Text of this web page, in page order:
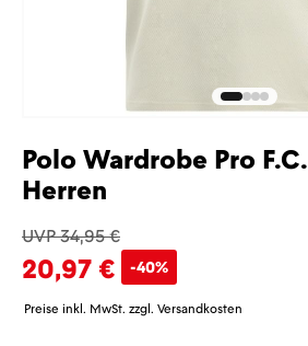
Polo Wardrobe Pro
Herren
UVP 34,95 €
20,97 € -40%
Preise inkl. MwSt. zzgl. Versandkosten